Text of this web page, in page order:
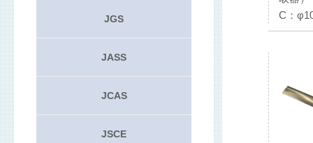
C：
JGS
JASS
JCAS
JSCE